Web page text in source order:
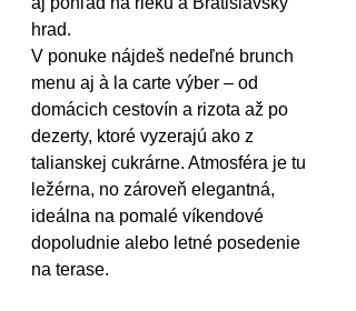
hrad.
V ponuke nájdeš nedeľné brunch
menu aj à la carte výber – od
domácich cestovín a rizota až po
dezerty, ktoré vyzerajú ako z
talianskej cukrárne. Atmosféra je tu
ležérna, no zároveň elegantná,
ideálna na pomalé víkendové
dopoludnie alebo letné posedenie
na terase.